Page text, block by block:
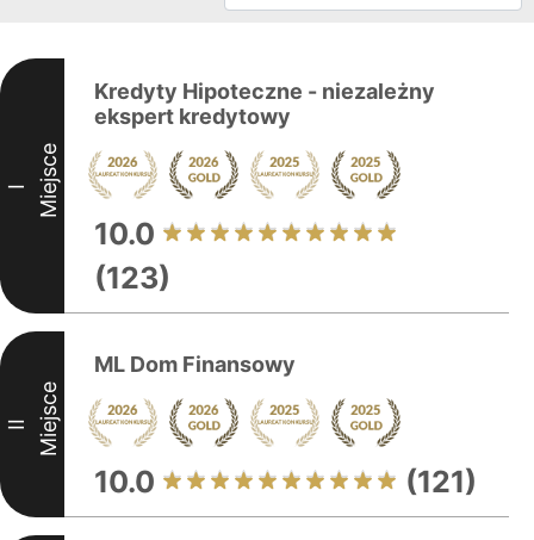
I Miejsce
Kredyty Hipoteczne - niezależny
ekspert kredytowy
10.0
(123)
II Miejsce
ML Dom Finansowy
10.0 (121)